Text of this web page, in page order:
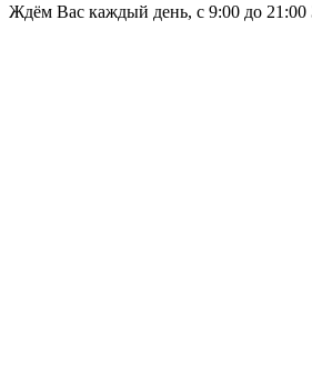
Ждём Вас каждый день, с 9:00 до 21:00